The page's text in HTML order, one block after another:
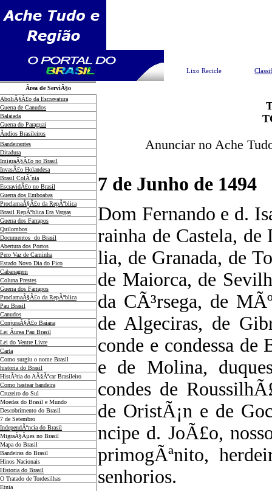
Lixo Recicle
Ãrea de ServiÃ§o
AboliÃ§Ã£o da Escravatura
Guerra de Canudos
Balaiada
Guerra do Paraguai
Ãndios Brasileiros
Bandeirantes
Ditadura
ImigraÃ§Ã£o no Brasil
InvasÃ£o Holandesa
Brasil ColÃ´nia
EscravidÃ£o no Brasil
Guerra dos Emboabas
ProclamaÃ§Ã£o da RepÃºblica
Brasil RepÃºblica Era Vargas
Guerra dos Farrapos
Quilombos
Documentos do Brasil
Abertura dos Portos
Pero Vaz de Caminha
Estado Novo Dia do Fico
Cabanagem
Coluna Prestes
Guerra dos Farrapos
ProclamaÃ§Ã£o da RepÃºblica
Pau Brasil
Canudos
ConjuraÃ§Ã£o Baiana
Lei Ãurea Pau Brasil
Lei do Ventre Livre
Carta
Como surgiu o nome Brasil
historia do Brasil
HistÃ³ria do AÃ§Ãºcar Brasileiro
Como hastear bandeira
Cruzeiro do Sul
Moedas do Brasil e Mundo
Descobrimento do Brasil
7 de Setembro
IndependÃªncia do Brasil
MigraÃ§Ãµes no Brasil
Mapa do Brasil
Bandeiras do Brasil
Hinos Nacionais
Historia do Brasil
O Tratado de Tordesilhas
Etnia
Anunciar no Ache
7 de Junho de 1494
Dom Fernando e d.
rainha de Castela,
lia, de Granada, de
de Maiorca, de
da CÃ³rsega, de
de Algeciras, de
conde e condessa de
e de Molina,
condes de
de OristÃ¡n e de
ncipe d. JoÃ£o,
primogÃªnito,
senhorios.